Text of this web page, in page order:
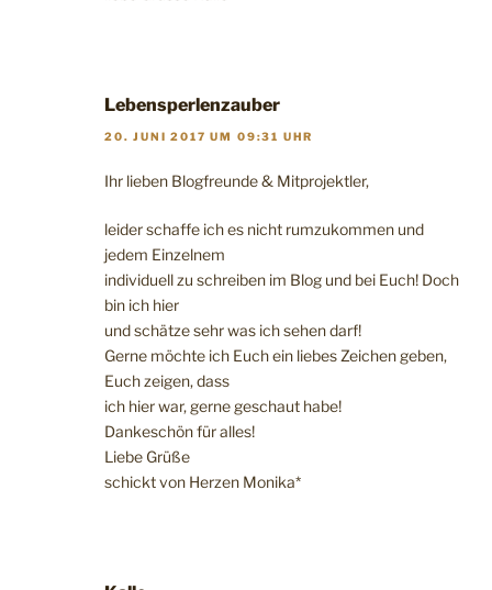
Lebensperlenzauber
20. JUNI 2017 UM 09:31 UHR
Ihr lieben Blogfreunde & Mitprojektler,
leider schaffe ich es nicht rumzukommen und
jedem Einzelnem
individuell zu schreiben im Blog und bei Euch! Doch
bin ich hier
und schätze sehr was ich sehen darf!
Gerne möchte ich Euch ein liebes Zeichen geben,
Euch zeigen, dass
ich hier war, gerne geschaut habe!
Dankeschön für alles!
Liebe Grüße
schickt von Herzen Monika*